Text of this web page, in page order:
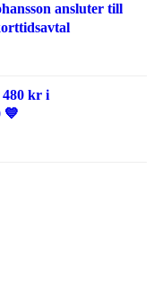
ansluter till
480 kr i
💙